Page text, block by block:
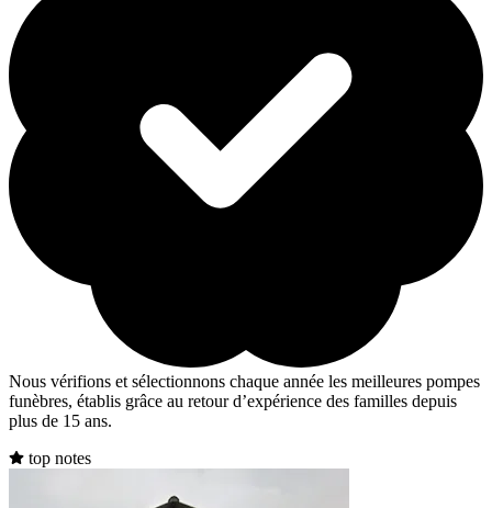
Nous vérifions et sélectionnons chaque année les meilleures pompes
funèbres, établis grâce au retour d’expérience des familles depuis
plus de 15 ans.
top notes